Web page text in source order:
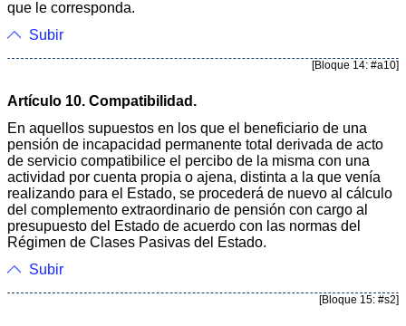
que le corresponda.
Subir
[Bloque 14: #a10]
Artículo 10. Compatibilidad.
En aquellos supuestos en los que el beneficiario de una
pensión de incapacidad permanente total derivada de acto
de servicio compatibilice el percibo de la misma con una
actividad por cuenta propia o ajena, distinta a la que venía
realizando para el Estado, se procederá de nuevo al cálculo
del complemento extraordinario de pensión con cargo al
presupuesto del Estado de acuerdo con las normas del
Régimen de Clases Pasivas del Estado.
Subir
[Bloque 15: #s2]